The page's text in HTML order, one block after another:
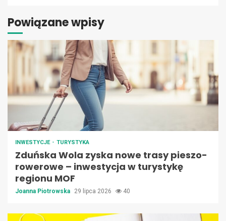
Powiązane wpisy
INWESTYCJE TURYSTYKA
Zduńska Wola zyska nowe trasy pieszo-
rowerowe – inwestycja w turystykę
regionu MOF
Joanna Piotrowska 29 lipca 2026 40